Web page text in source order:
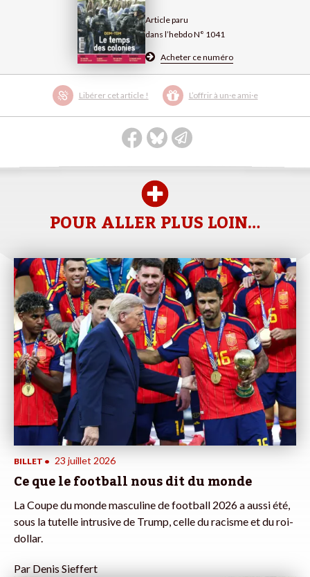
Article paru
dans l’hebdo N° 1041
Acheter ce numéro
Libérer cet article ! L’offrir à un·e ami·e
POUR ALLER PLUS LOIN…
BILLET • 23 juillet 2026
Ce que le football nous dit du monde
La Coupe du monde masculine de football 2026 a aussi été,
sous la tutelle intrusive de Trump, celle du racisme et du roi-
dollar.
Par Denis Sieffert